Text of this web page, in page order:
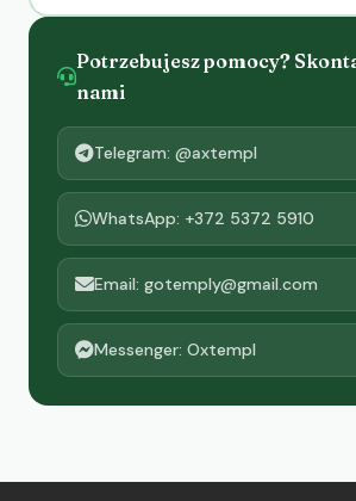
Potrzebujesz pomocy?
nami
Telegram: @axtempl
WhatsApp: +372 5372 5910
Email: gotemply@gmail.com
Messenger: Oxtempl